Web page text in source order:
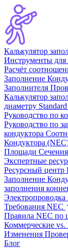
Калькулятор
Инструменты для
Расчёт
Заполнение
Заполнителя
Калькулятор
диаметру
Руководство по
Руководство по
кондуктора
Кондуктора
Площади
Экспертные
Ресурсный центр
Заполнение
заполнения
Электропроводка
Требования NEC
Правила NEC по
Коммерческие
Изменения
Блог